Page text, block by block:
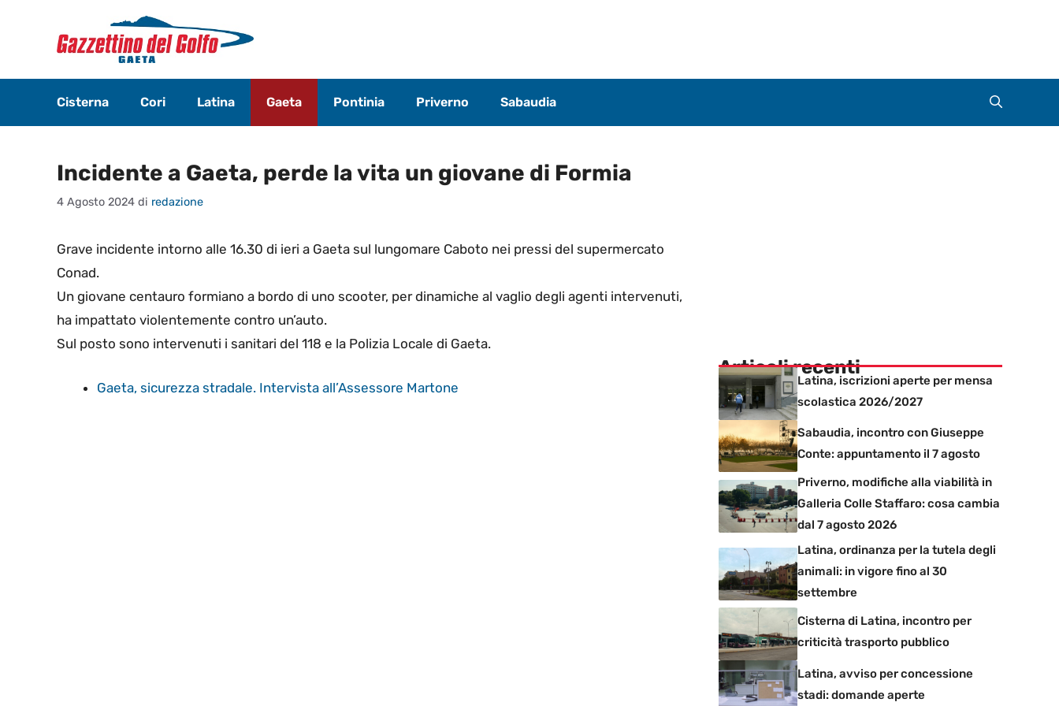
contenuto
Cisterna Cori Latina Gaeta Pontinia Priverno Sabaudia
Incidente a Gaeta, perde la vita un giovane di Formia
4 Agosto 2024 di redazione
Grave incidente intorno alle 16.30 di ieri a Gaeta sul lungomare Caboto nei pressi del supermercato
Conad.
Un giovane centauro formiano a bordo di uno scooter, per dinamiche al vaglio degli agenti intervenuti,
ha impattato violentemente contro un’auto.
Sul posto sono intervenuti i sanitari del 118 e la Polizia Locale di Gaeta.
Gaeta, sicurezza stradale. Intervista all’Assessore Martone
Articoli recenti
Latina, iscrizioni aperte per mensa
scolastica 2026/2027
Sabaudia, incontro con Giuseppe
Conte: appuntamento il 7 agosto
Priverno, modifiche alla viabilità in
Galleria Colle Staffaro: cosa cambia
dal 7 agosto 2026
Latina, ordinanza per la tutela degli
animali: in vigore fino al 30
settembre
Cisterna di Latina, incontro per
criticità trasporto pubblico
Latina, avviso per concessione
stadi: domande aperte